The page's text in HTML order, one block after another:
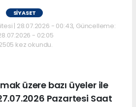
SIYASET
| 28.07.2026 - 00:43, Güncelleme:
- 02:05
kez okundu.
üzere bazı üyeler ile
Pazartesi Saat